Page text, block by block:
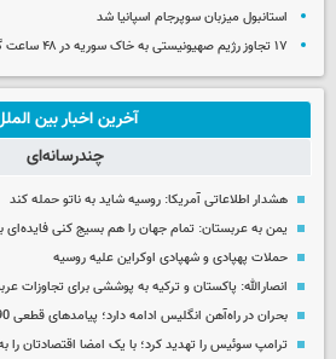
استانبول میزبان سوپرجام اسپانیا شد
۱۷ تجاوز رژیم صهیونیستی به خاک سوریه در ۴۸ ساعت گذشته
آخرین اخبار بین
چندرسانه‌ای
هشدار اطلاعاتی آمریکا: روسیه شاید به ناتو حمله کند
یمن به عربستان: تمام جهان را هم بسیج کنی فایده‌ای
حملات پهپادی و شهپادی اوکراین علیه روسیه
انصارالله: پاکستان و ترکیه به پوششی برای تجاوزات
بحران در راه‌آهن انگلیس ادامه دارد؛ پیامدهای قطعی 90 ثانیه‌ای برق
ترامپ سوئیس را تهدید کرد؛ با یک امضا اقتصادتان را